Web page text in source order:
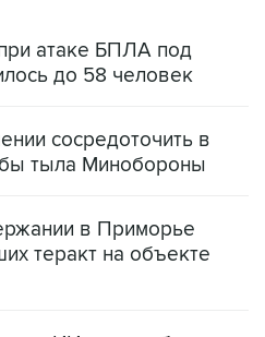
атаке БПЛА под
до 58 человек
сосредоточить в
тыла Минобороны
в Приморье
теракт на объекте